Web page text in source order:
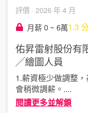
評價 · 2026 年 4 月
月薪 0 ~ 6萬1.3
佑昇雷射股份有
╱繪圖人員
1.薪資極少做調整
會稍微調薪。 ....
閱讀更多並解鎖